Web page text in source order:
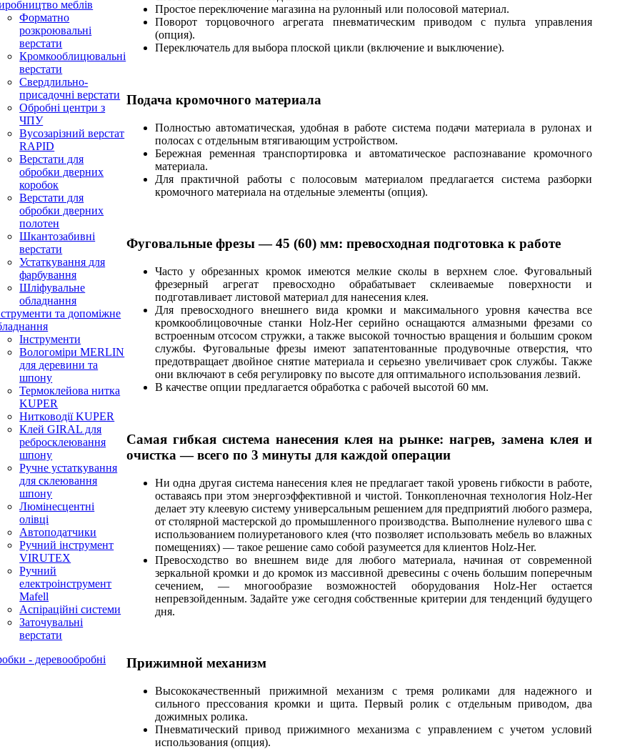
меблів
Форматно
розкроювальні
верстати
Кромкооблицювальні
верстати
Свердлильно-
присадочні верстати
Обробні центри з
ЧПУ
Вусозарізний верстат
RAPID
Верстати для
обробки дверних
коробок
Верстати для
обробки дверних
полотен
Шкантозабивні
верстати
Устаткування для
фарбування
Шліфувальне
обладнання
та допоміжне
Інструменти
Вологоміри MERLIN
для деревини та
шпону
Термоклейова нитка
KUPER
Нитководії KUPER
Клей GIRAL для
ребросклеювання
шпону
Ручне устаткування
для склеювання
шпону
Люмінесцентні
олівці
Автоподатчики
Ручний інструмент
VIRUTEX
Ручний
електроінструмент
Mafell
Аспіраційні системи
Заточувальні
верстати
- деревообробні
Простое переключение магазина на рулонный или полосовой материал.
Поворот торцовочного агрегата пневматическим приводом с пульта управления
(опция).
Переключатель для выбора плоской цикли (включение и выключение).
Подача кромочного материала
Полностью автоматическая, удобная в работе система подачи материала в рулонах и
полосах с отдельным втягивающим устройством.
Бережная ременная транспортировка и автоматическое распознавание кромочного
материала.
Для практичной работы с полосовым материалом предлагается система разборки
кромочного материала на отдельные элементы (опция).
Фуговальные фрезы — 45 (60) мм: превосходная подготовка к работе
Часто у обрезанных кромок имеются мелкие сколы в верхнем слое. Фуговальный
фрезерный агрегат превосходно обрабатывает склеиваемые поверхности и
подготавливает листовой материал для нанесения клея.
Для превосходного внешнего вида кромки и максимального уровня качества все
кромкооблицовочные станки Holz-Her серийно оснащаются алмазными фрезами со
встроенным отсосом стружки, а также высокой точностью вращения и большим сроком
службы. Фуговальные фрезы имеют запатентованные продувочные отверстия, что
предотвращает двойное снятие материала и серьезно увеличивает срок службы. Также
они включают в себя регулировку по высоте для оптимального использования лезвий.
В качестве опции предлагается обработка с рабочей высотой 60 мм.
Самая гибкая система нанесения клея на рынке: нагрев, замена клея и
очистка — всего по 3 минуты для каждой операции
Ни одна другая система нанесения клея не предлагает такой уровень гибкости в работе,
оставаясь при этом энергоэффективной и чистой. Тонкопленочная технология Holz-Her
делает эту клеевую систему универсальным решением для предприятий любого размера,
от столярной мастерской до промышленного производства. Выполнение нулевого шва с
использованием полиуретанового клея (что позволяет использовать мебель во влажных
помещениях) — такое решение само собой разумеется для клиентов Holz-Her.
Превосходство во внешнем виде для любого материала, начиная от современной
зеркальной кромки и до кромок из массивной древесины с очень большим поперечным
сечением, — многообразие возможностей оборудования Holz-Her остается
непревзойденным. Задайте уже сегодня собственные критерии для тенденций будущего
дня.
Прижимной механизм
Высококачественный прижимной механизм с тремя роликами для надежного и
сильного прессования кромки и щита. Первый ролик с отдельным приводом, два
дожимных ролика.
Пневматический привод прижимного механизма с управлением с учетом условий
использования (опция).